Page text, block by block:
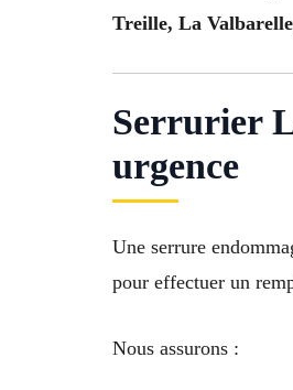
Treille, La
Serrurier
urgence
Une serrure
pour effectuer un
Nous assurons :